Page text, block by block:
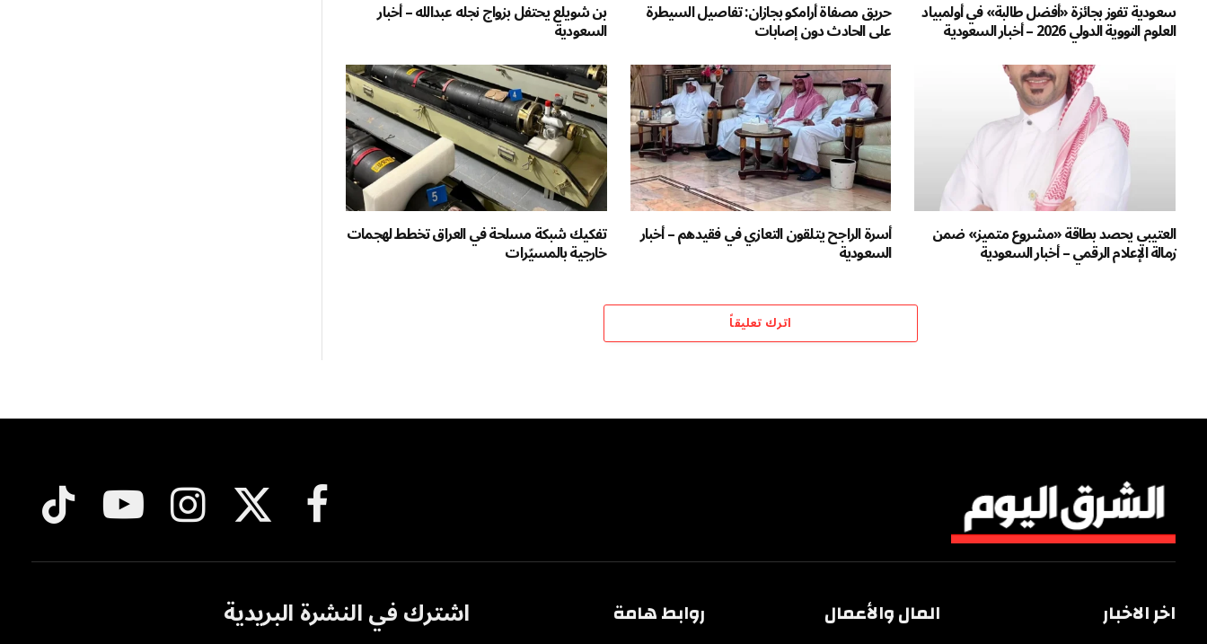
سعودية تفوز بجائزة «أفضل طالبة» في أولمبياد
العلوم النووية الدولي 2026 – أخبار السعودية
حريق مصفاة أرامكو بجازان: تفاصيل السيطرة
على الحادث دون إصابات
بن شويلع يحتفل بزواج نجله عبدالله – أخبار
السعودية
العتيبي يحصد بطاقة «مشروع متميز» ضمن
زمالة الإعلام الرقمي – أخبار السعودية
أسرة الراجح يتلقون التعازي في فقيدهم – أخبار
السعودية
تفكيك شبكة مسلحة في العراق تخطط لهجمات
خارجية بالمسيّرات
اترك تعليقاً
فيسبوك X الانستغرام يوتيوب تيكتوك
اخر الاخبار المال والأعمال روابط هامة اشترك في النشرة البريدية